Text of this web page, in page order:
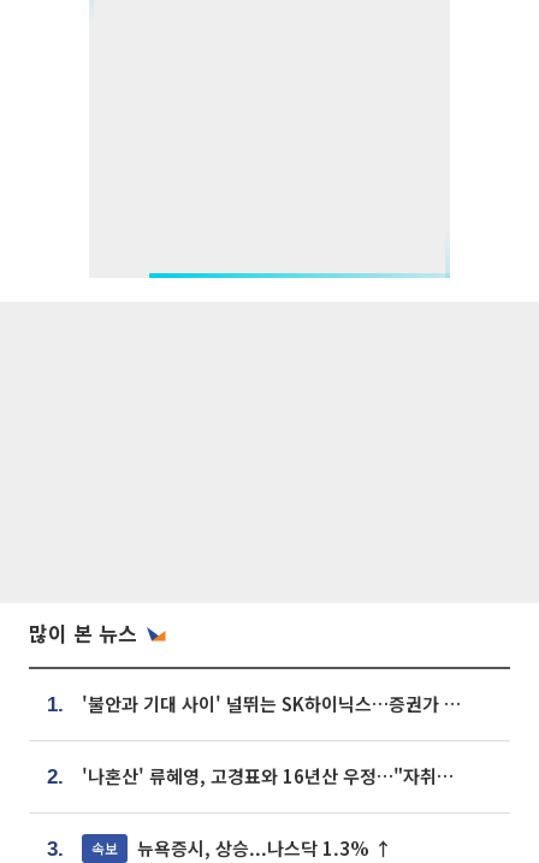
많이 본 뉴스
1. '불안과 기대 사이' 널뛰는 SK하이닉스…증권가 "HBM4·LTA 기반 펀터멘털 견고"
2. '나혼산' 류혜영, 고경표와 16년산 우정…"자취방서 부모님과 마주쳐"
3. 속보 뉴욕증시, 상승...나스닥 1.3% ↑